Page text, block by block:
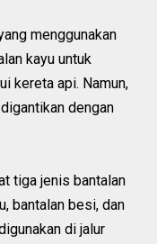
menggunakan
kayu untuk
kereta api. Namun,
dengan
tiga jenis bantalan
bantalan besi, dan
di jalur